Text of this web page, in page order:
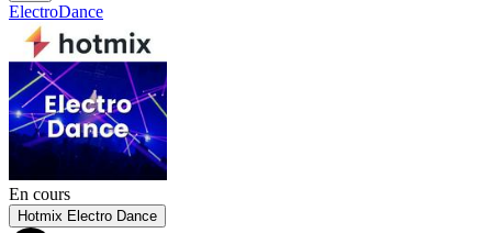
ElectroDance
En cours
Hotmix Electro Dance